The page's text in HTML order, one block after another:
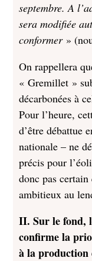
septembre. A
sera modifiée
conformer»
On rappellera
« Gremillet »
décarbonées à
Pour l’heure,
d’être débattue
nationale – ne
précis pour
donc pas
ambitieux au
II. Sur le fond,
confirme la
à la production